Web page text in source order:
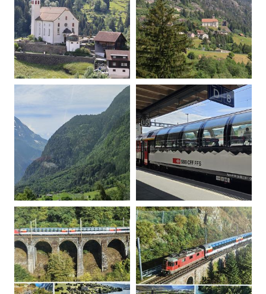
20260607103300-00 20260607110152-00
20260607110504-00 20260607110800-00